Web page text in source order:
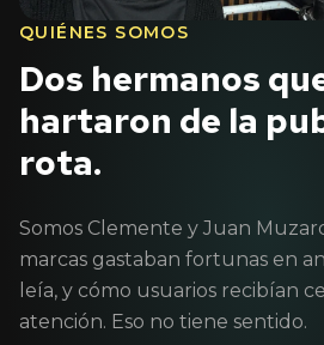
QUIÉNES SOMOS
Dos hermanos
hartaron de la
rota.
Somos Clemente y Juan
marcas gastaban fortunas en
leía, y cómo usuarios recibían
atención. Eso no tiene sentido.